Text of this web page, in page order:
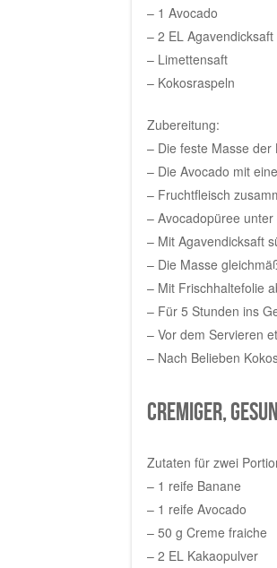
– 1 Avocado
– 2 EL Agavendicksaft
– Limettensaft
– Kokosraspeln
Zubereitung:
– Die feste Masse
– Die Avocado mit
– Fruchtfleisch
– Avocadopüree
– Mit Agavendicksaft
– Die Masse
– Mit Frischhaltefolie
– Für 5 Stunden ins
– Vor dem Servieren
– Nach Belieben
Cremiger,
Zutaten für zwei
– 1 reife Banane
– 1 reife Avocado
– 50 g Creme fraiche
– 2 EL Kakaopulver